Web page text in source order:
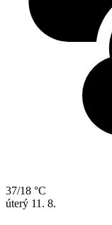
37/18 °C
úterý 11. 8.